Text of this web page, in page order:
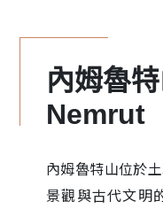
內姆魯
Nemrut
內姆魯特山位於
景觀與古代文明